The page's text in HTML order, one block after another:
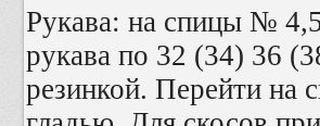
Рукава: на спицы №
рукава по 32 (34) 36
резинкой. Перейти на